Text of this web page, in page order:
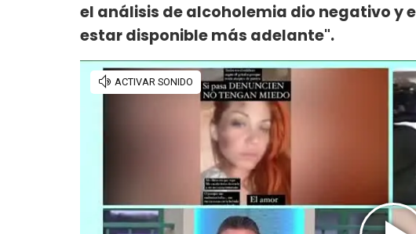
el análisis de alcoholemia dio negativo y
estar disponible más adelante".